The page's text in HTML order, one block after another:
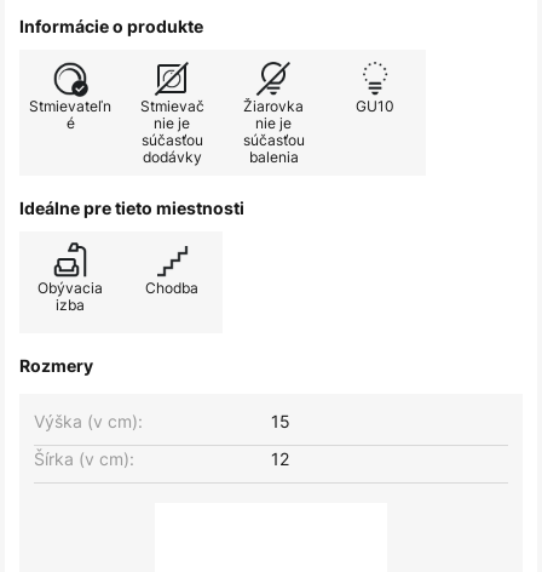
Informácie o produkte
Stmievateľn
é
Stmievač
nie je
súčasťou
dodávky
Žiarovka
nie je
súčasťou
balenia
GU10
Ideálne pre tieto miestnosti
Obývacia
izba
Chodba
Rozmery
Šírka (v cm): 12
Výška (v cm): 15